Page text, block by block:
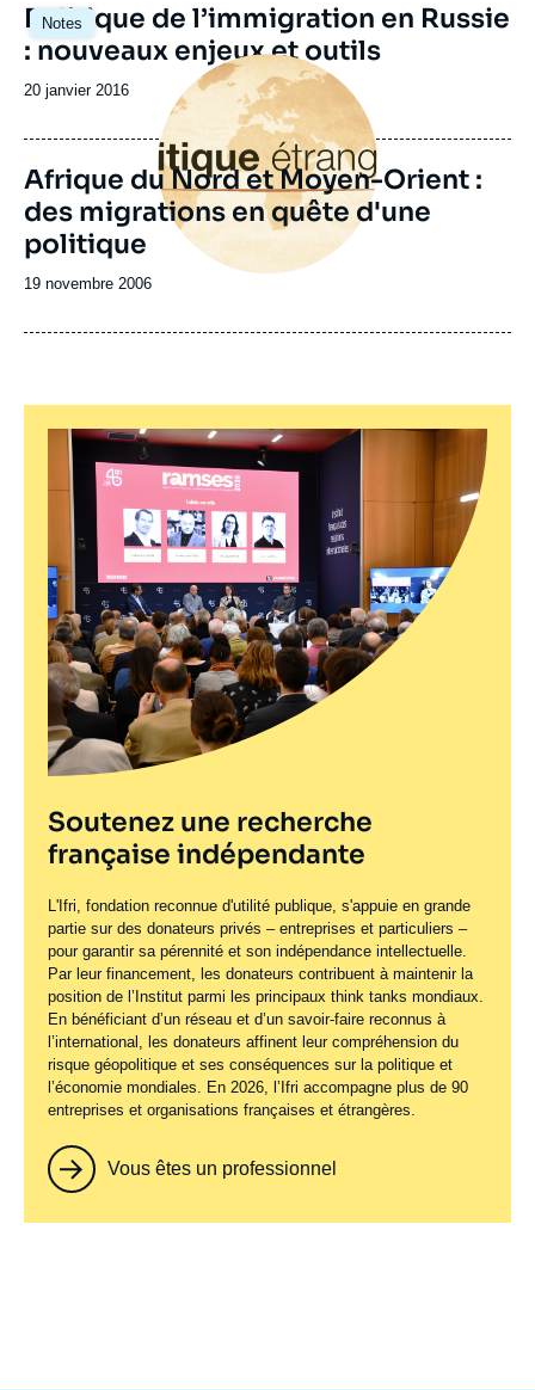
Notes
Image
principale
Politique de l’immigration en Russie
: nouveaux enjeux et outils
Date
publication
20 janvier 2016
Image
principale
Afrique du Nord et Moyen-Orient :
des migrations en quête d'une
politique
Date
publication
19 novembre 2006
Soutenez une recherche
française indépendante
L'Ifri, fondation reconnue d'utilité publique, s'appuie en grande
partie sur des donateurs privés – entreprises et particuliers –
pour garantir sa pérennité et son indépendance intellectuelle.
Par leur financement, les donateurs contribuent à maintenir la
position de l’Institut parmi les principaux think tanks mondiaux.
En bénéficiant d’un réseau et d’un savoir-faire reconnus à
l’international, les donateurs affinent leur compréhension du
risque géopolitique et ses conséquences sur la politique et
l’économie mondiales. En 2026, l’Ifri accompagne plus de 90
entreprises et organisations françaises et étrangères.
Vous êtes un professionnel